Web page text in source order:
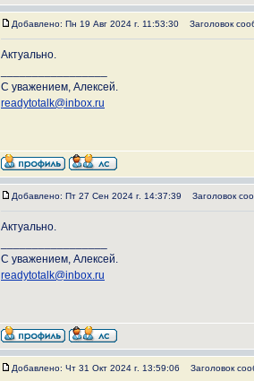
Добавлено: Пн 19 Авг 2024 г. 11:53:30 Заголовок
Актуально.
С уважением, Алексей.
readytotalk@inbox.ru
Добавлено: Пт 27 Сен 2024 г. 14:37:39 Заголовок
Актуально.
С уважением, Алексей.
readytotalk@inbox.ru
Добавлено: Чт 31 Окт 2024 г. 13:59:06 Заголовок